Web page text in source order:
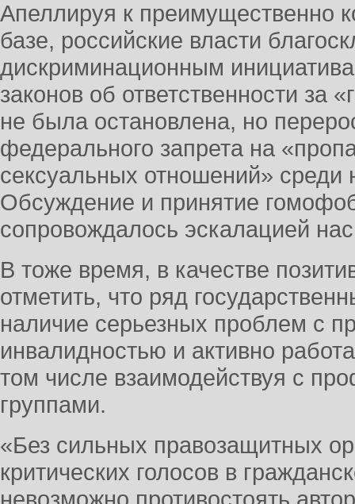
Апеллируя к преимущественно
базе, российские власти
дискриминационным
законов об ответственности за
не была остановлена, но
федерального запрета на
сексуальных отношений» среди
Обсуждение и принятие
сопровождалось эскалацией
В тоже время, в качестве
отметить, что ряд
наличие серьезных проблем с
инвалидностью и активно
том числе взаимодействуя с
группами.
«Без сильных правозащитных
критических голосов в